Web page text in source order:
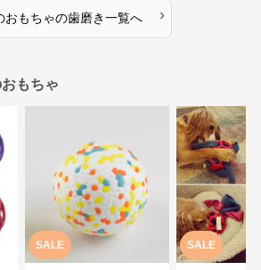
おもちゃの歯磨き一覧へ ›
もちゃ
SALE SALE